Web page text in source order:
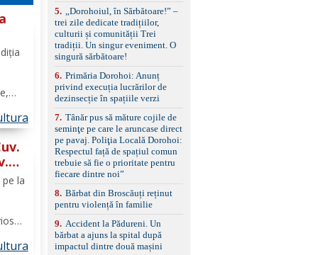
la
rabatabile Sistem hands-
free, Bluetooth, USB
Sistem start/stop, frână
de parcare electrică,
anvelope vară runflat
filtru de particule,
standard Euro 6 Trapă
panoramică, geamuri
remorcare Bonus: -
Covorașe textile montate
pe mașină. -Ofer și un
set de covorașe din
cauciuc/pvc. -Se vinde
împreună cu un set de
anvelope de iarnă.
5.
„Dorohoiul, în Sărbătoare!” –
trei zile dedicate tradițiilor,
culturii și comunității Trei
tradiții. Un singur eveniment. O
singură sărbătoare!
6. Primăria Dorohoi: Anunț
privind execuția lucrărilor de
dezinsecție în spațiile verzi
7. Tânăr pus să măture cojile de
seminţe pe care le aruncase direct
pe pavaj. Poliţia Locală Dorohoi:
Respectul față de spațiul comun
trebuie să fie o prioritate pentru
fiecare dintre noi”
8. Bărbat din Broscăuți reținut
pentru violență în familie
9. Accident la Pădureni. Un
bărbat a ajuns la spital după
impactul dintre două mașini